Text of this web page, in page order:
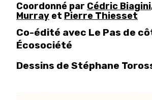
Coordonné par Cédric Biagini
Murray et Pierre Thiesset
Co-édité avec Le Pas de
Écosociété
Dessins de Stéphane